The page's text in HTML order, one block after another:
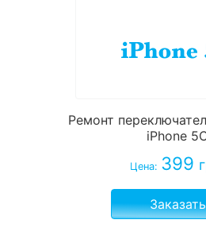
Ремонт
iPhone
Цена: 399
Заказать